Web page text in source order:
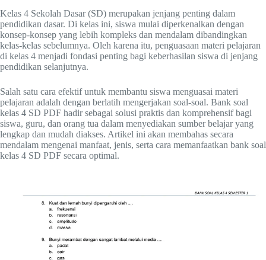
Kelas 4 Sekolah Dasar (SD) merupakan jenjang penting dalam
pendidikan dasar. Di kelas ini, siswa mulai diperkenalkan dengan
konsep-konsep yang lebih kompleks dan mendalam dibandingkan
kelas-kelas sebelumnya. Oleh karena itu, penguasaan materi pelajaran
di kelas 4 menjadi fondasi penting bagi keberhasilan siswa di jenjang
pendidikan selanjutnya.
Salah satu cara efektif untuk membantu siswa menguasai materi
pelajaran adalah dengan berlatih mengerjakan soal-soal. Bank soal
kelas 4 SD PDF hadir sebagai solusi praktis dan komprehensif bagi
siswa, guru, dan orang tua dalam menyediakan sumber belajar yang
lengkap dan mudah diakses. Artikel ini akan membahas secara
mendalam mengenai manfaat, jenis, serta cara memanfaatkan bank soal
kelas 4 SD PDF secara optimal.